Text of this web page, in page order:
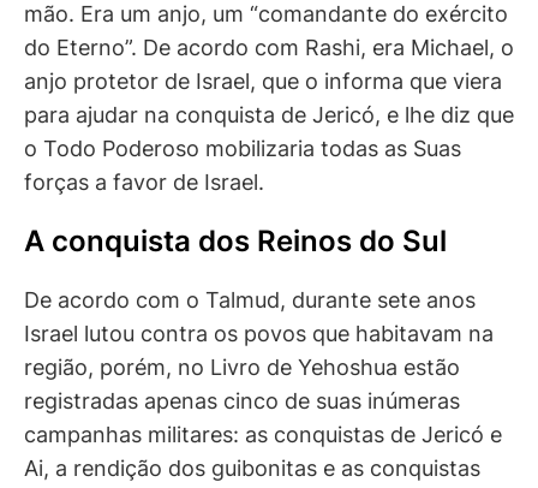
mão. Era um anjo, um “comandante do exército
do Eterno”. De acordo com Rashi, era Michael, o
anjo protetor de Israel, que o informa que viera
para ajudar na conquista de Jericó, e lhe diz que
o Todo Poderoso mobilizaria todas as Suas
forças a favor de Israel.
A conquista dos Reinos do Sul
De acordo com o Talmud, durante sete anos
Israel lutou contra os povos que habitavam na
região, porém, no Livro de Yehoshua estão
registradas apenas cinco de suas inúmeras
campanhas militares: as conquistas de Jericó e
Ai, a rendição dos guibonitas e as conquistas